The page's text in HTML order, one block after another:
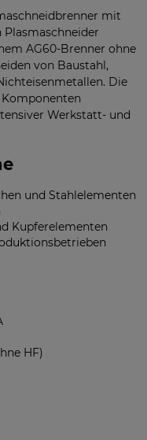
mit
Plasmaschneider
AG60-Brenner ohne
von Baustahl,
Die
Werkstatt- und
und Stahlelementen
Kupferelementen
HF)